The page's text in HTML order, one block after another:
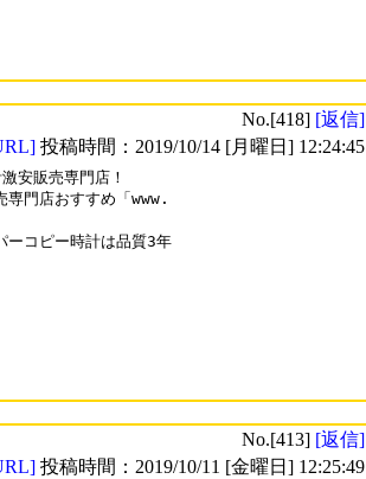
No.[418] [返信]
投稿時間：2019/10/14 [月曜日] 12:24:45
安販売専門店！
門店おすすめ「www.
ーコピー時計は品質3年
No.[413] [返信]
投稿時間：2019/10/11 [金曜日] 12:25:49